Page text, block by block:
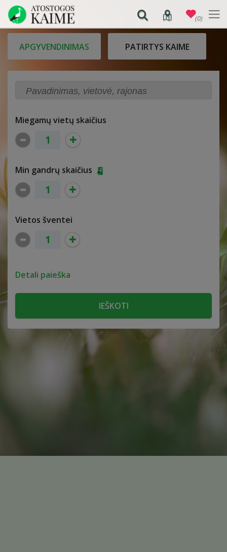
APGYVENDINIMAS PATIRTYS KAIME
Miegamų vietų skaičius
Min gandrų skaičius
Vietos šventei
Detali paieška
(0)